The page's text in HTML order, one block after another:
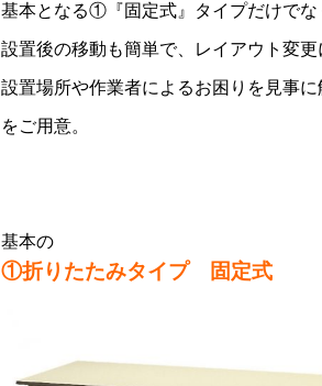
基本となる①『固定式』タイプだけでな
設置後の移動も簡単で、レイアウト変
設置場所や作業者によるお困りを見事
をご用意。
基本の
①折りたたみタイプ 固定式